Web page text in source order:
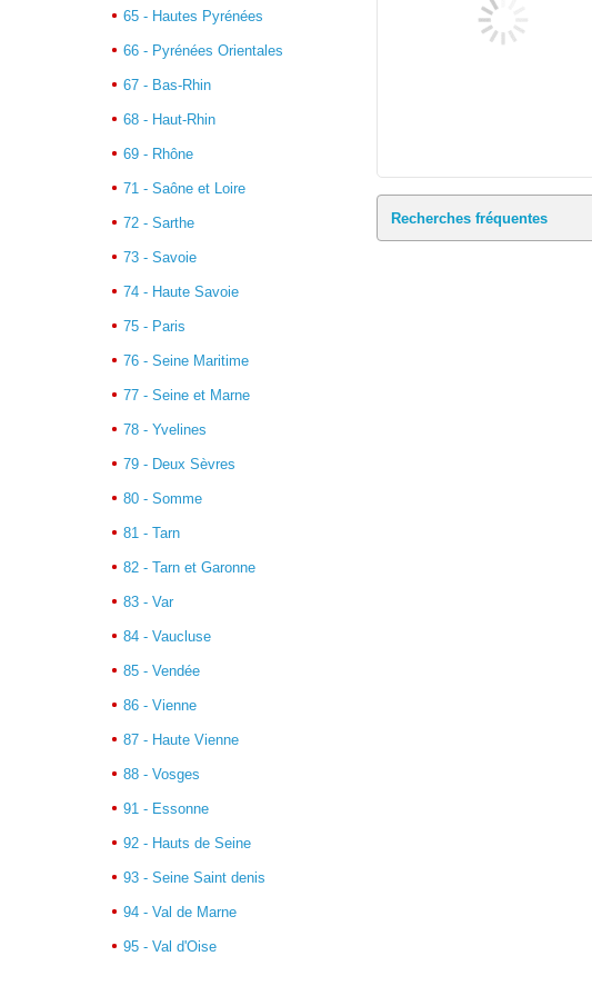
65 - Hautes Pyrénées
66 - Pyrénées Orientales
67 - Bas-Rhin
68 - Haut-Rhin
69 - Rhône
71 - Saône et Loire
72 - Sarthe
73 - Savoie
74 - Haute Savoie
75 - Paris
76 - Seine Maritime
77 - Seine et Marne
78 - Yvelines
79 - Deux Sèvres
80 - Somme
81 - Tarn
82 - Tarn et Garonne
83 - Var
84 - Vaucluse
85 - Vendée
86 - Vienne
87 - Haute Vienne
88 - Vosges
91 - Essonne
92 - Hauts de Seine
93 - Seine Saint denis
94 - Val de Marne
95 - Val d'Oise